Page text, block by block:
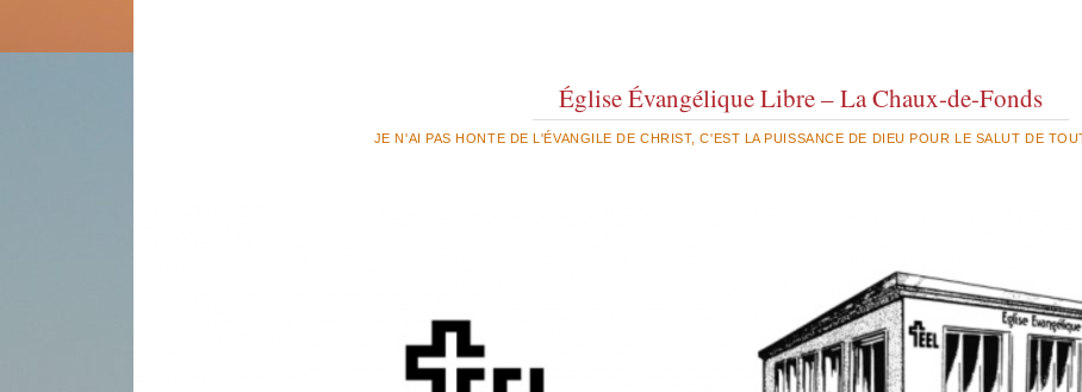
Église Évangélique Libre – La Chaux-de-Fonds
JE N'AI PAS HONTE DE L'ÉVANGILE DE CHRIST, C'EST LA PUISSANCE DE DIEU POUR LE SALUT DE